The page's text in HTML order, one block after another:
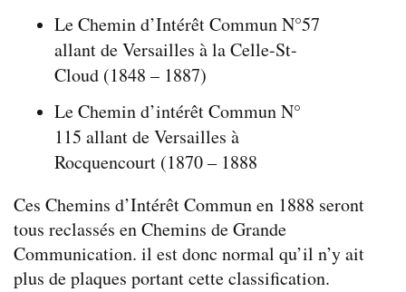
Le Chemin d’Intérêt Commun N°57
allant de Versailles à la Celle-St-
Cloud (1848 – 1887)
Le Chemin d’intérêt Commun N°
115 allant de Versailles à
Rocquencourt (1870 – 1888
Ces Chemins d’Intérêt Commun en 1888 seront
tous reclassés en Chemins de Grande
Communication. il est donc normal qu’il n’y ait
plus de plaques portant cette classification.